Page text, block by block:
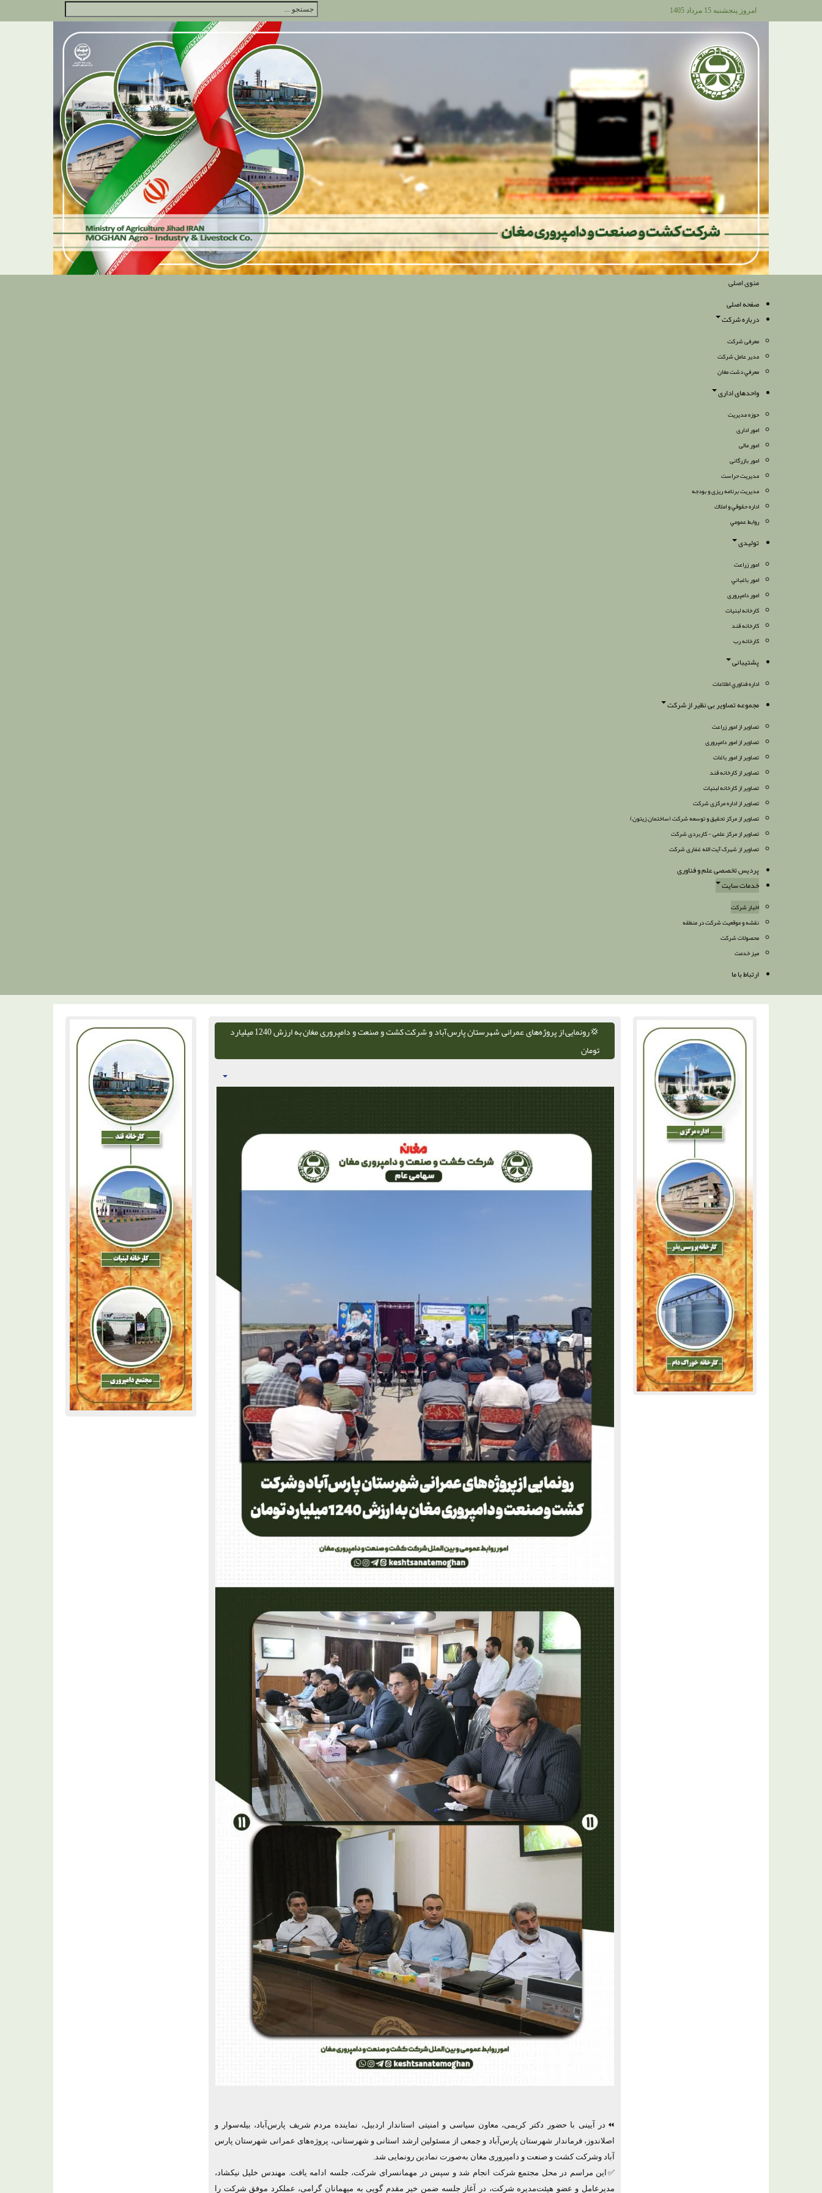
امروز پنجشنبه 15 مرداد 1405
منوی اصلی
صفحه اصلی
درباره شرکت
معرفی شرکت
مدیر عامل شرکت
معرفي دشت مغان
واحدهای اداری
حوزه مدیریت
امور اداری
امور مالی
امور بازرگانی
مدیریت حراست
مدیریت برنامه ریزی و بودجه
اداره حقوقي و املاك
روابط عمومي
تولیدی
امور زراعت
امور باغباني
امور دامپروری
كارخانه لبنيات
كارخانه قند
کارخانه رب
پشتیبانی
اداره فناوري اطلاعات
مجموعه تصاویر بی نظیر از شرکت
تصاویر از امور زراعت
تصاویر از امور دامپروری
تصاویر از امور باغات
تصاویر از کارخانه قند
تصاویر از کارخانه لبنیات
تصاویر از اداره مرکزی شرکت
تصاویر از مرکز تحقیق و توسعه شرکت (ساختمان زیتون)
تصاویر از مرکز علمی - کاربردی شرکت
تصاویر از شهرک آیت الله غفاری شرکت
پردیس تخصصی علم و فناوری
خدمات سایت
اخبار شرکت
نقشه و موقعیت شرکت در منطقه
محصولات شرکت
میز خدمت
ارتباط با ما
💢رونمایی از پروژه‌های عمرانی شهرستان پارس‌آباد و شرکت کشت و صنعت و دامپروری مغان به ارزش 1240 میلیارد
تومان
⏪در آیینی با حضور دکتر کریمی، معاون سیاسی و امنیتی استاندار اردبیل، نماینده مردم شریف پارس‌آباد، بیله‌سوار و
اصلاندوز، فرماندار شهرستان پارس‌آباد و جمعی از مسئولین ارشد استانی و شهرستانی، پروژه‌های عمرانی شهرستان پارس
آباد وشرکت کشت و صنعت و دامپروری مغان به‌صورت نمادین رونمایی شد.
✅این مراسم در محل مجتمع شرکت انجام شد و سپس در مهمانسرای شرکت، جلسه ادامه یافت. مهندس خلیل نیکشاد،
مدیرعامل و عضو هیئت‌مدیره شرکت، در آغاز جلسه ضمن خیر مقدم گویی به میهمانان گرامی، عملکرد موفق شرکت را